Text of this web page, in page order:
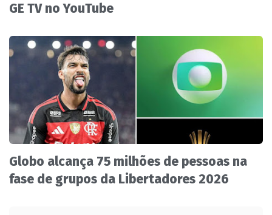
GE TV no YouTube
Globo alcança 75 milhões de pessoas na
fase de grupos da Libertadores 2026